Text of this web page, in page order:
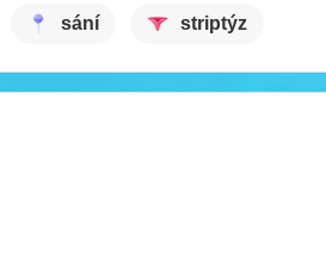
sání striptýz